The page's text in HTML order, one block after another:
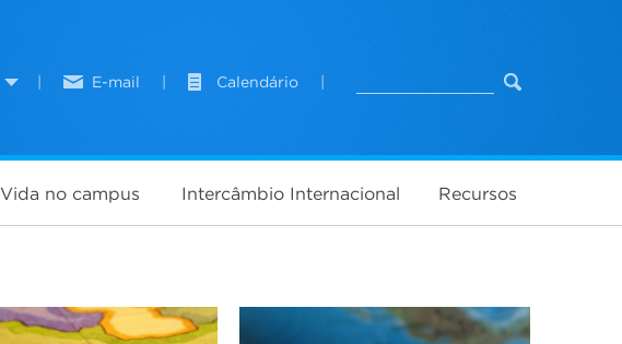
E-mail Calendário
Vida no campus Intercâmbio Internacional Recursos